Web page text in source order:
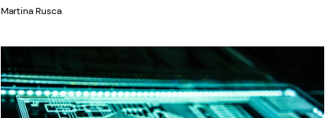
Martina Rusca